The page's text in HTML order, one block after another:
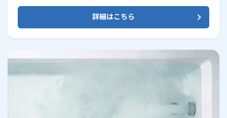
詳細はこちら